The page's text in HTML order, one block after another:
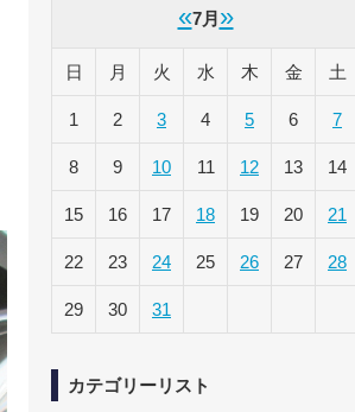
«7月 »
日 月 火 水 木 金 土
1 2 3 4 5 6 7
8 9 10 11 12 13 14
15 16 17 18 19 20 21
22 23 24 25 26 27 28
29 30 31
カテゴリーリスト